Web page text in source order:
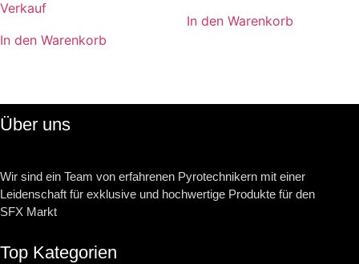
Verkauf
In den Warenkorb
In den Warenkorb
Über uns
Wir sind ein Team von erfahrenen Pyrotechnikern mit einer
Leidenschaft für exklusive und hochwertige Produkte für den
SFX Markt
Top Kategorien